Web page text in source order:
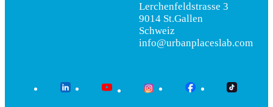
Lerchenfeldstrasse 3
9014 St.Gallen
Schweiz
info@urbanplaceslab.com